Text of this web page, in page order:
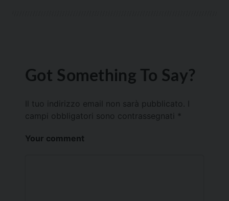
Got Something To Say?
Il tuo indirizzo email non sarà pubblicato.
campi obbligatori sono contrassegnati *
Your comment